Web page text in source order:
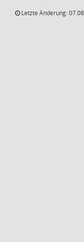
Letzte Änderung: